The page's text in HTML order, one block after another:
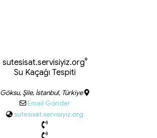
sutesisat.servisiyiz.org®
Su Kaçağı Tespiti
Göksu, Şile, İstanbul, Türkiye
Email Gönder
sutesisat.servisiyiz.org